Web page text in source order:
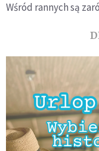
Wśród rannych są